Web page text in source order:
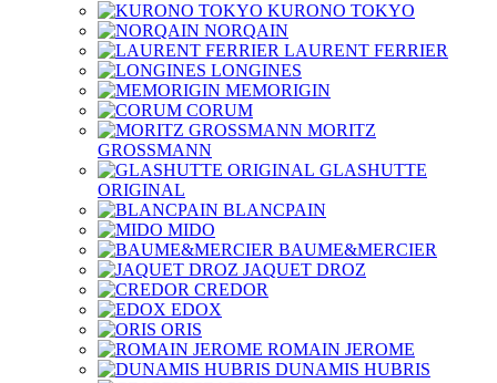
KURONO TOKYO
NORQAIN
LAURENT FERRIER
LONGINES
MEMORIGIN
CORUM
MORITZ
GROSSMANN
GLASHUTTE
ORIGINAL
BLANCPAIN
MIDO
BAUME&MERCIER
JAQUET DROZ
CREDOR
EDOX
ORIS
ROMAIN JEROME
DUNAMIS HUBRIS